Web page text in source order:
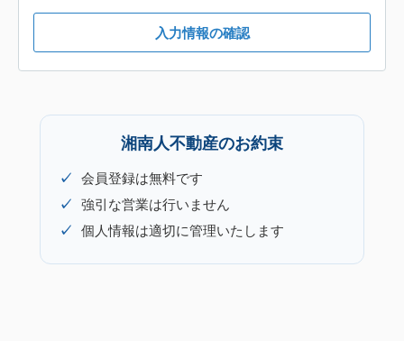
入力情報の確認
湘南人不動産のお約束
✓
会員登録は無料です
✓
強引な営業は行いません
✓
個人情報は適切に管理いたします